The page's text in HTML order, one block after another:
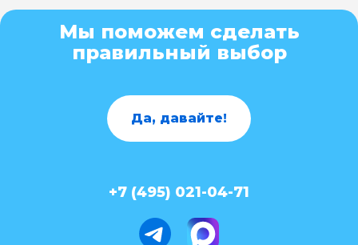
Мы поможем сделать
правильный выбор
Да, давайте!
+7 (495) 021-04-71